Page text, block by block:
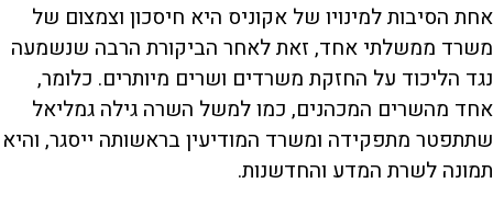
אחת הסיבות למינויו של אקוניס היא חיסכון וצמצום של
משרד ממשלתי אחד, זאת לאחר הביקורת הרבה שנשמעה
נגד הליכוד על החזקת משרדים ושרים מיותרים. כלומר,
אחד מהשרים המכהנים, כמו למשל השרה גילה גמליאל
שתתפטר מתפקידה ומשרד המודיעין בראשותה ייסגר, והיא
תמונה לשרת המדע והחדשנות.